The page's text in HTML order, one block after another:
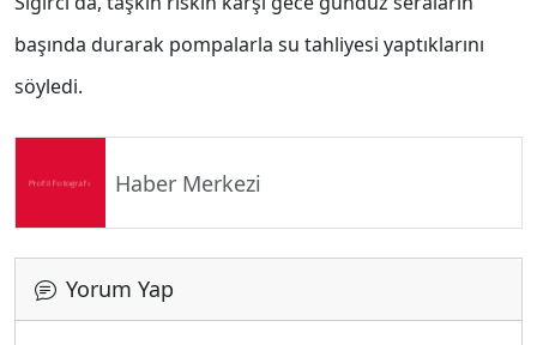
başında durarak pompalarla su tahliyesi yaptıklarını
söyledi.
Haber Merkezi
Yorum Yap